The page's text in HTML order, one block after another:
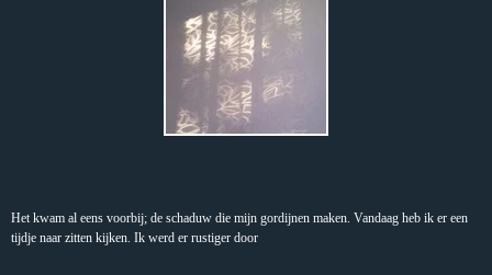
Het kwam al eens voorbij; de schaduw die mijn gordijnen maken. Vandaag heb ik er een
tijdje naar zitten kijken. Ik werd er rustiger door